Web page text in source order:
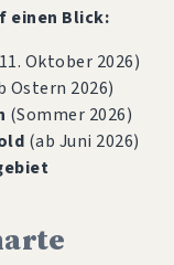
einen Blick:
Oktober 2026)
Ostern 2026)
(Sommer 2026)
(ab Juni 2026)